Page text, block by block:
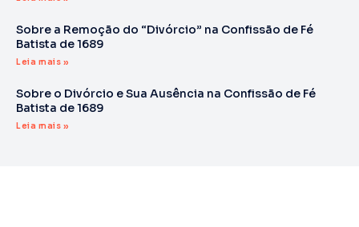
Sobre a Remoção do “Divórcio” na Confissão de Fé
Batista de 1689
Leia mais »
Sobre o Divórcio e Sua Ausência na Confissão de Fé
Batista de 1689
Leia mais »